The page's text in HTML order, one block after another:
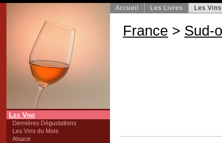
Les Vins
Dernières Dégustations
Les Vins du Mois
Alsace
Accueil Les Livres Les Vins
France > Sud-